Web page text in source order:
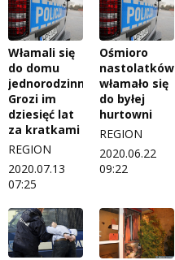
Włamali się
do domu
jednorodzinnego.
Grozi im
dziesięć lat
za kratkami
REGION
2020.07.13
07:25
Ośmioro
nastolatków
włamało się
do byłej
hurtowni
REGION
2020.06.22
09:22